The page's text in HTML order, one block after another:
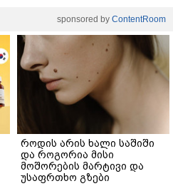
sponsored by ContentRoom
როდის არის ხალი საშიში
და როგორია მისი
მოშორების მარტივი და
უსაფრთხო გზები